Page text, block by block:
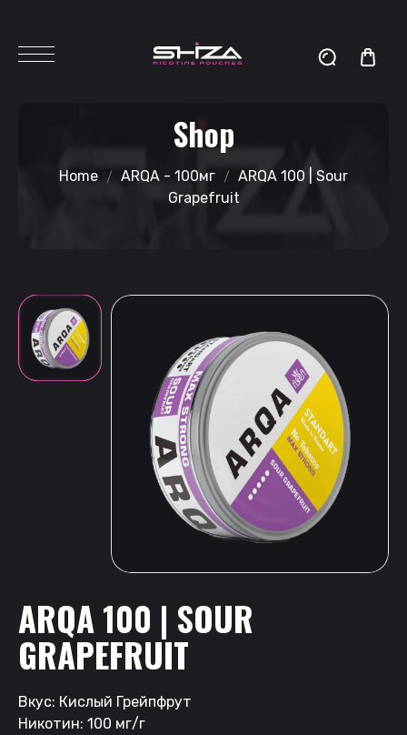
Shop
Home ARQA - 100мг
ARQA 100 | Sour
Grapefruit
ARQA 100 | SOUR
GRAPEFRUIT
Вкус: Кислый Грейпфрут
Никотин: 100 мг/г